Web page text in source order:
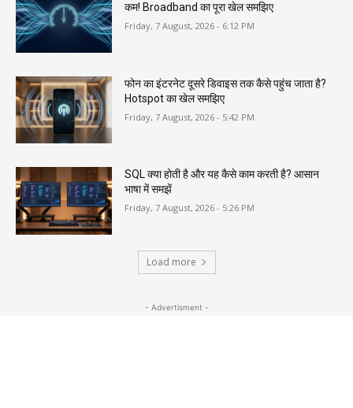
कम! Broadband का पूरा खेल समझिए
Friday, 7 August, 2026 - 6:12 PM
फोन का इंटरनेट दूसरे डिवाइस तक कैसे पहुंच जाता है?
Hotspot का खेल समझिए
Friday, 7 August, 2026 - 5:42 PM
SQL क्या होती है और यह कैसे काम करती है? आसान
भाषा में समझें
Friday, 7 August, 2026 - 5:26 PM
Load more
- Advertisment -